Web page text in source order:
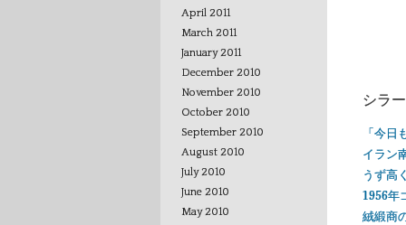
April 2011
March 2011
January 2011
December 2010
November 2010
October 2010
September 2010
August 2010
July 2010
June 2010
May 2010
シラ
「今日
イラン
うず高
1956年
絨緞商